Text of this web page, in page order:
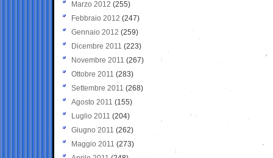
Marzo 2012 (255)
Febbraio 2012 (247)
Gennaio 2012 (259)
Dicembre 2011 (223)
Novembre 2011 (267)
Ottobre 2011 (283)
Settembre 2011 (268)
Agosto 2011 (155)
Luglio 2011 (204)
Giugno 2011 (262)
Maggio 2011 (273)